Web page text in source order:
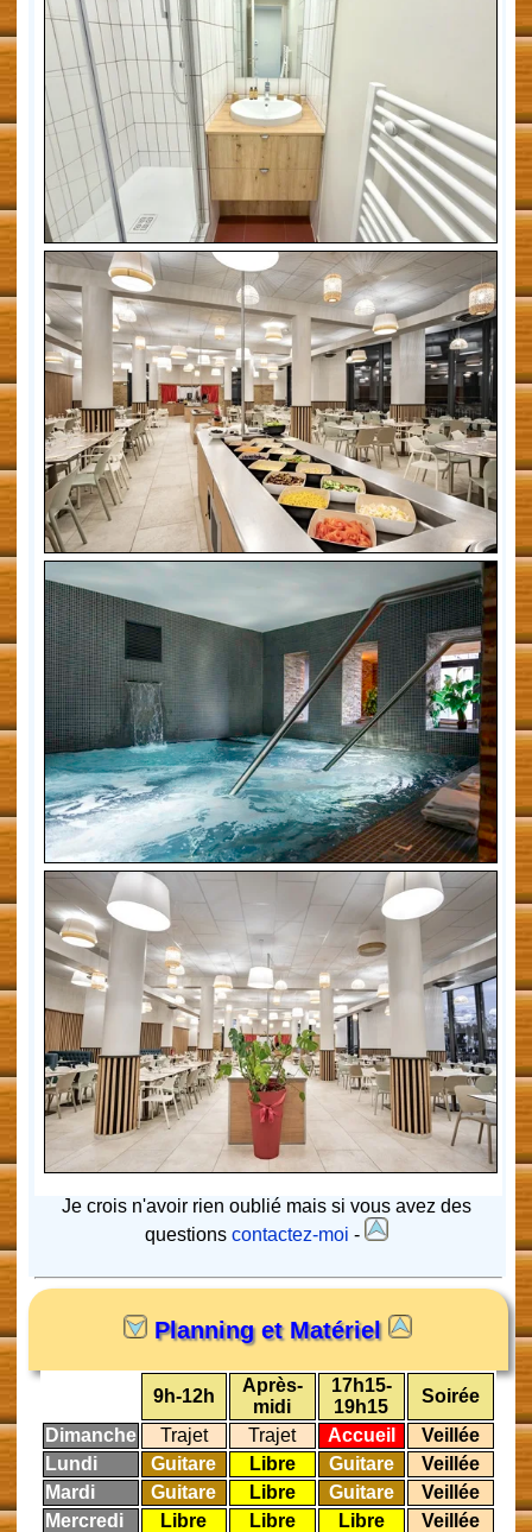
Je crois n'avoir rien oublié mais si vous avez des
questionscontactez-moi -
Planning et Matériel
9h-12h
Après-
midi
17h15-
19h15
Soirée
Dimanche
Trajet Trajet Accueil
Veillée
Lundi
Guitare Libre Guitare
Veillée
Mardi
Guitare Libre Guitare
Veillée
Mercredi
Libre Libre Libre
Veillée